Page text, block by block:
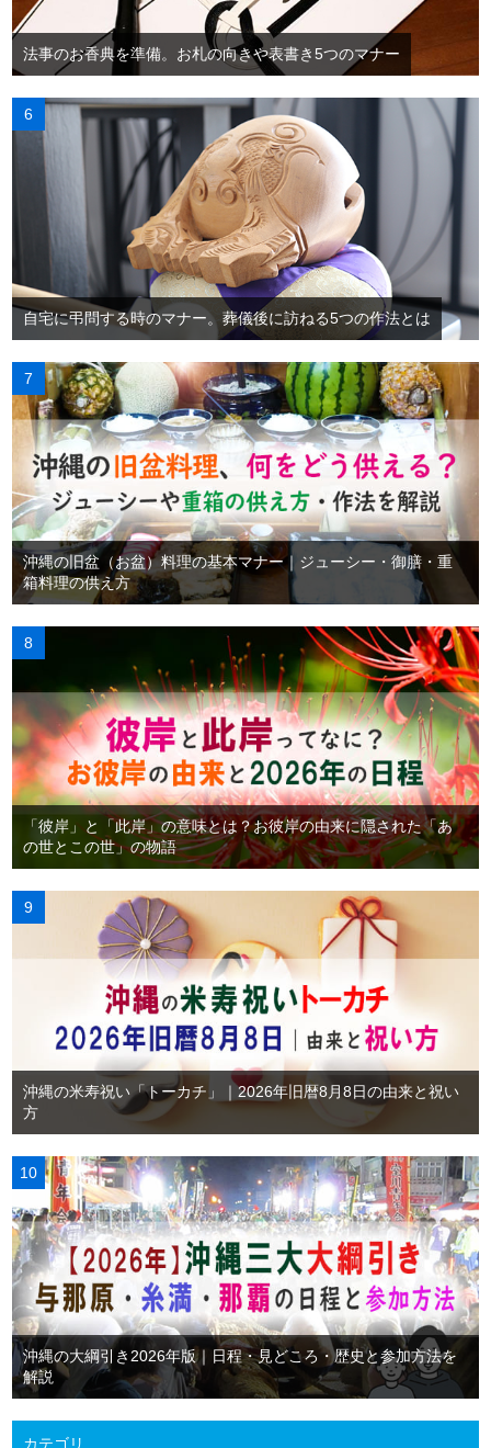
法事のお香典を準備。お札の向きや表書き5つのマナー
自宅に弔問する時のマナー。葬儀後に訪ねる5つの作法とは
沖縄の旧盆（お盆）料理の基本マナー｜ジューシー・御膳・重
箱料理の供え方
「彼岸」と「此岸」の意味とは？お彼岸の由来に隠された「あ
の世とこの世」の物語
沖縄の米寿祝い「トーカチ」｜2026年旧暦8月8日の由来と祝い
方
沖縄の大綱引き2026年版｜日程・見どころ・歴史と参加方法を
解説
カテゴリ